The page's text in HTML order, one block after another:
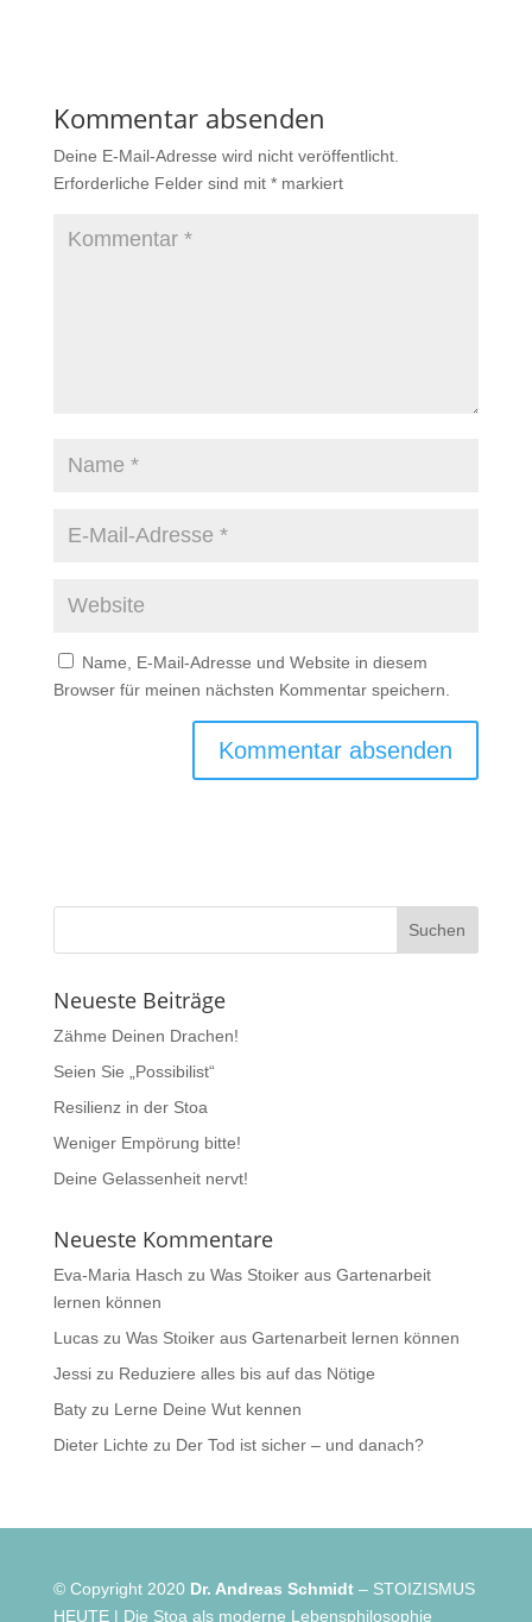
Kommentar absenden
Deine E-Mail-Adresse wird nicht veröffentlicht.
Erforderliche Felder sind mit *markiert
Name, E-Mail-Adresse und Website in diesem
Browser für meinen nächsten Kommentar speichern.
Neueste Beiträge
Zähme Deinen Drachen!
Seien Sie „Possibilist“
Resilienz in der Stoa
Weniger Empörung bitte!
Deine Gelassenheit nervt!
Neueste Kommentare
Eva-Maria Hasch zu Was Stoiker aus Gartenarbeit
lernen können
Lucaszu Was Stoiker aus Gartenarbeit lernen können
Jessizu Reduziere alles bis auf das Nötige
Batyzu Lerne Deine Wut kennen
Dieter Lichte zu Der Tod ist sicher – und danach?
© Copyright 2020 Dr. Andreas Schmidt– STOIZISMUS
HEUTE | Die Stoa als moderne Lebensphilosophie